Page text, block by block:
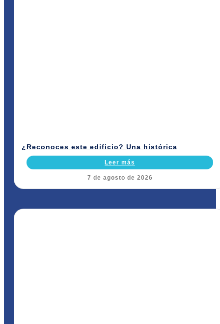
¿Reconoces este edificio? Una histórica
Leer más
7 de agosto de 2026